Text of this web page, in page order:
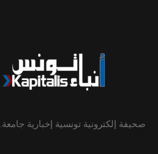
صحيفة إلكترونية تونسية إخبارية جامعة.